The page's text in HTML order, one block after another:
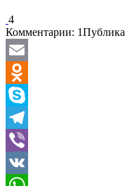
4
Комментарии: 1
Email
Odnoklassniki
Skype
Telegram
Viber